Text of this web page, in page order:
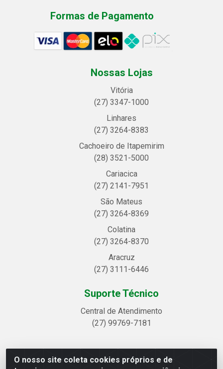
O nosso site coleta cookies próprios e de
Formas de Pagamento
Nossas Lojas
Vitória
(27) 3347-1000
Linhares
(27) 3264-8383
Cachoeiro de Itapemirim
(28) 3521-5000
Cariacica
(27) 2141-7951
São Mateus
(27) 3264-8369
Colatina
(27) 3264-8370
Aracruz
(27) 3111-6446
Suporte Técnico
Central de Atendimento
(27) 99769-7181
Linhavix Distribuidora LTDA - Avenida Alegre, 2521 -